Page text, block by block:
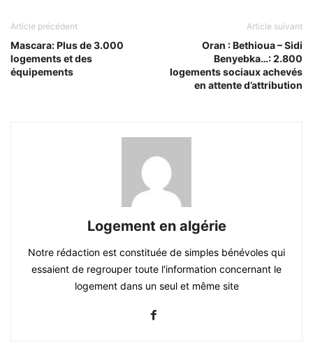
Article précédent
Mascara: Plus de 3.000
logements et des
équipements
Article suivant
Oran : Bethioua – Sidi
Benyebka…: 2.800
logements sociaux achevés
en attente d’attribution
Logement en algérie
Notre rédaction est constituée de simples bénévoles qui
essaient de regrouper toute l'information concernant le
logement dans un seul et même site